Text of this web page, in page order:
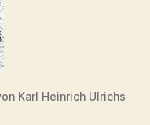
Karl Heinrich Ulrichs